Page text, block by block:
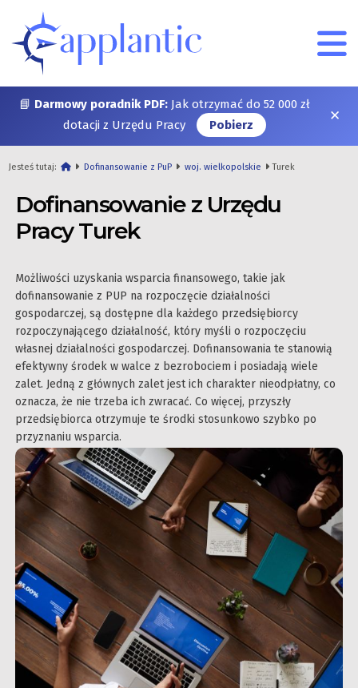
📘 Darmowy poradnik PDF: Jak otrzymać do 52 000 zł
dotacji z Urzędu Pracy
Pobierz
✕
Jesteś tutaj: Dofinansowanie z PuP woj. wielkopolskie Turek
Dofinansowanie z Urzędu
Pracy Turek
Możliwości uzyskania wsparcia finansowego, takie jak
dofinansowanie z PUP na rozpoczęcie działalności
gospodarczej, są dostępne dla każdego przedsiębiorcy
rozpoczynającego działalność, który myśli o rozpoczęciu
własnej działalności gospodarczej. Dofinansowania te stanowią
efektywny środek w walce z bezrobociem i posiadają wiele
zalet. Jedną z głównych zalet jest ich charakter nieodpłatny, co
oznacza, że nie trzeba ich zwracać. Co więcej, przyszły
przedsiębiorca otrzymuje te środki stosunkowo szybko po
przyznaniu wsparcia.